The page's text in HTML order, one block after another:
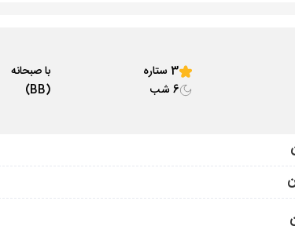
3 ستاره
6 شب
با صبحانه
(BB)